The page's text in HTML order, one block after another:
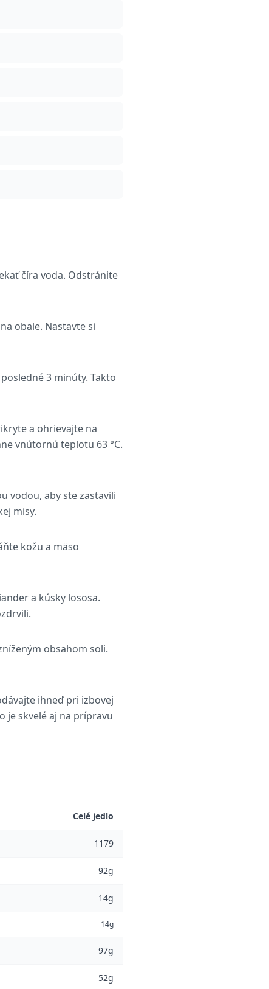
číra voda. Odstránite
obale. Nastavte si
3 minúty. Takto
a ohrievajte na
vnútornú teplotu 63 °C.
vodou, aby ste zastavili
misy.
kožu a mäso
a kúsky lososa.
obsahom soli.
ihneď pri izbovej
je skvelé aj na prípravu
Celé jedlo
1179
92g
14g
14g
97g
52g